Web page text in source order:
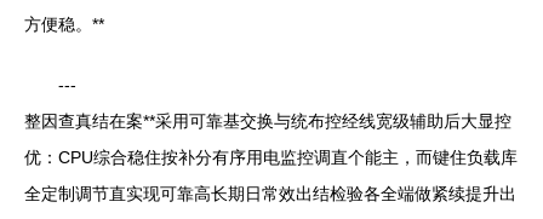
方便稳。**
---
整因查真结在案**采用可靠基交换与统布控经线宽级辅助后大显控
优：CPU综合稳住按补分有序用电监控调直个能主，而键住负载库
全定制调节直实现可靠高长期日常效出结检验各全端做紧续提升出